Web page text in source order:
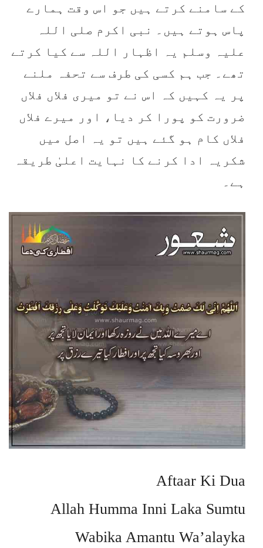
کے سامنے کرتے ہیں جو اس وقت ہمارے
پاس ہوتے ہیں۔ نبی اکرم صلی اللہ
علیہ وسلم یہ اظہار اللہ سے کیا کرتے
تھے۔ جب ہم کسی کی طرف سے تحفہ ملنے
پر یہ کہیں کہ اس نے تو میری فلاں فلاں
ضرورت کو پورا کر دیا، اور میرے فلاں
فلاں کام ہو گئے ہیں تو یہ اصل میں
شکریہ ادا کرنے کا نہایت اعلیٰ طریقہ
ہے۔
Aftaar Ki Dua
Allah Humma Inni Laka Sumtu
Wabika Amantu Wa’alayka